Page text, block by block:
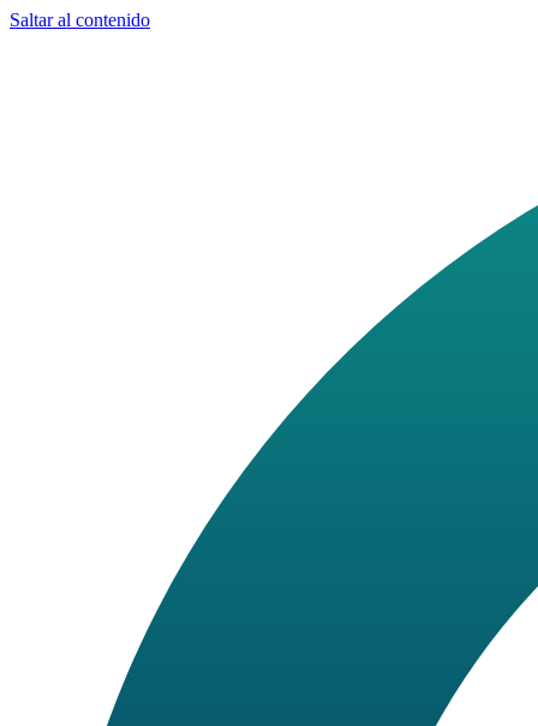
Saltar al contenido